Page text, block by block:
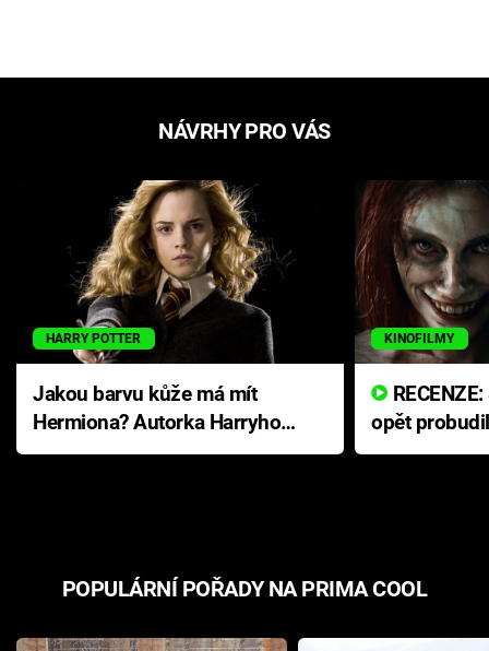
NÁVRHY PRO VÁS
HARRY POTTER
Jakou barvu kůže má mít
Hermiona? Autorka Harryho
Pottera přišla s ráznou
KINOFILMY
opět
přichází s
POPULÁRNÍ POŘADY NA PRIMA COOL